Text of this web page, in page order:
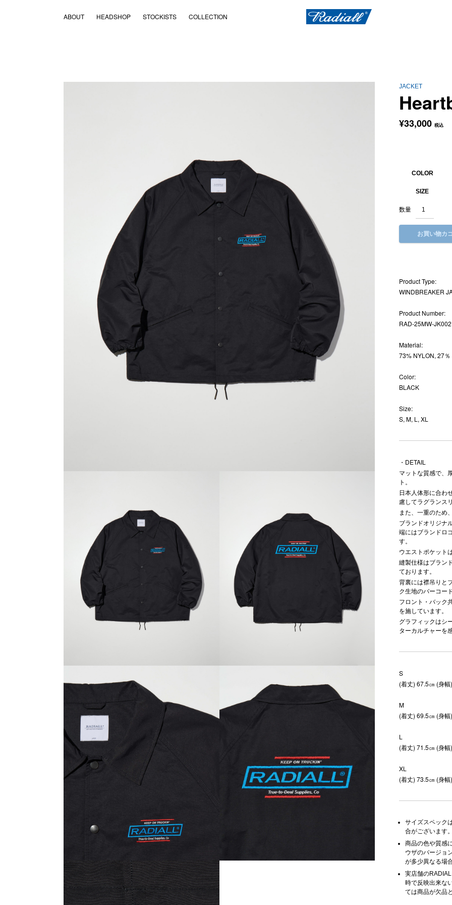
ABOUT HEADSHOP STOCKISTS COLLECTION
JACKET
¥33,000 税込
COLOR
SIZE
お買い物カ
Product Type:
WINDBREAKER
Product Number:
RAD-25MW-JK002
Material:
73% NYLON, 27％
Color:
BLACK
Size:
S, M, L, XL
・DETAIL
マットな質感で、
ト。
日本人体形に合わ
慮してラグランス
また、一重のため
ブランドオリジナ
端にはブランドロ
す。
ウエストポケット
縫製仕様はブラン
ております。
背裏には襟吊りと
ク生地のバーコー
フロント・バック
を施しています。
グラフィックはシ
ターカルチャーを
S
(着丈) 67.5㎝ (身
M
(着丈) 69.5㎝ (身
L
(着丈) 71.5㎝ (身
XL
(着丈) 73.5㎝ (身
サイズスペック
合がございます
商品の色や質感
ウザのバージョ
が多少異なる場
実店舗の
時で反映出来な
ては商品が欠品